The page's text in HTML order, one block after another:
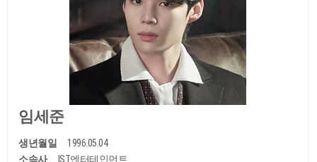
임세준
생년월일
1996.05.04
소속사
IST엔터테인먼트